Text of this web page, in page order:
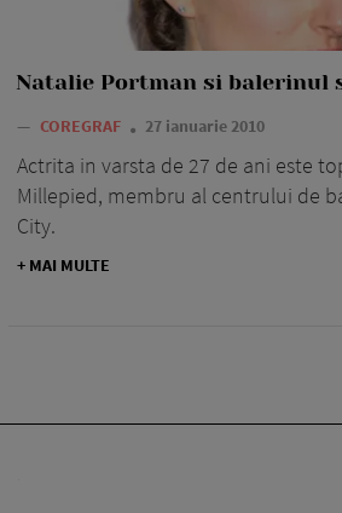
Natalie Portman si balerinul
— COREGRAF 27 ianuarie 2010
Actrita in varsta de 27 de ani este
Millepied, membru al centrului de
City.
+ MAI MULTE